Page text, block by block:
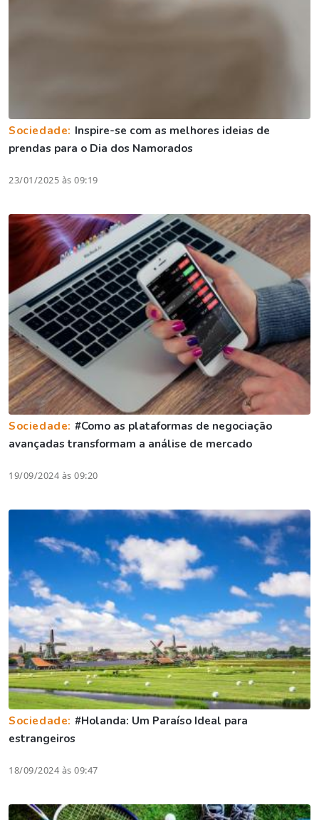
Sociedade: Inspire-se com as melhores ideias de
prendas para o Dia dos Namorados
23/01/2025 às 09:19
Sociedade: #Como as plataformas de negociação
avançadas transformam a análise de mercado
19/09/2024 às 09:20
Sociedade: #Holanda: Um Paraíso Ideal para
estrangeiros
18/09/2024 às 09:47